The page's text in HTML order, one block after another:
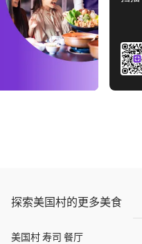
探索美国村的更多美食
美国村 寿司 餐厅